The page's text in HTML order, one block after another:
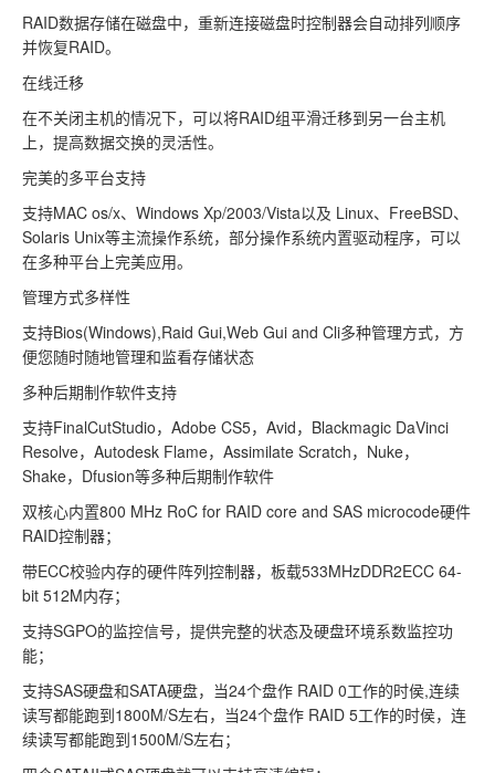
RAID数据存储在磁盘中，重新连接磁盘时控制器会自动排列顺序
并恢复RAID。
在线迁移
在不关闭主机的情况下，可以将RAID组平滑迁移到另一台主机
上，提高数据交换的灵活性。
完美的多平台支持
支持MAC os/x、Windows Xp/2003/Vista以及 Linux、FreeBSD、
Solaris Unix等主流操作系统，部分操作系统内置驱动程序，可以
在多种平台上完美应用。
管理方式多样性
支持Bios(Windows),Raid Gui,Web Gui and Cli多种管理方式，方
便您随时随地管理和监看存储状态
多种后期制作软件支持
支持FinalCutStudio，Adobe CS5，Avid，Blackmagic DaVinci
Resolve，Autodesk Flame，Assimilate Scratch，Nuke，
Shake，Dfusion等多种后期制作软件
双核心内置800 MHz RoC for RAID core and SAS microcode硬件
RAID控制器；
带ECC校验内存的硬件阵列控制器，板载533MHzDDR2ECC 64-
bit 512M内存；
支持SGPO的监控信号，提供完整的状态及硬盘环境系数监控功
能；
支持SAS硬盘和SATA硬盘，当24个盘作 RAID 0工作的时侯,连续
读写都能跑到1800M/S左右，当24个盘作 RAID 5工作的时侯，连
续读写都能跑到1500M/S左右；